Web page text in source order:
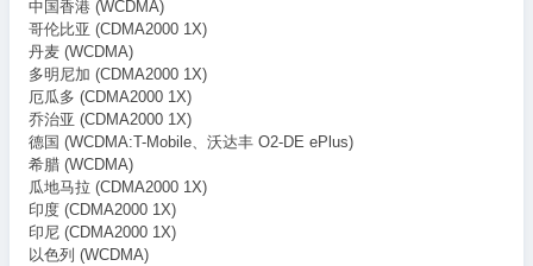
中国香港 (WCDMA)
哥伦比亚 (CDMA2000 1X)
丹麦 (WCDMA)
多明尼加 (CDMA2000 1X)
厄瓜多 (CDMA2000 1X)
乔治亚 (CDMA2000 1X)
德国 (WCDMA:T-Mobile、沃达丰 O2-DE ePlus)
希腊 (WCDMA)
瓜地马拉 (CDMA2000 1X)
印度 (CDMA2000 1X)
印尼 (CDMA2000 1X)
以色列 (WCDMA)